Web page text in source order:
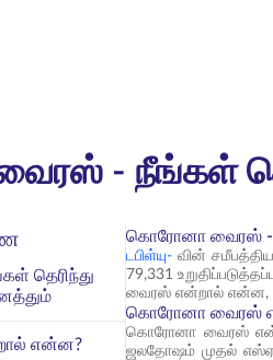
- நீங்கள்
தெரிந்து
என்ன?
கொரோனா வைரஸ் -
டபிள்யு- வின்
79,331
வைரஸ் என்றால் என்ன,
கொரோனா வைரஸ்
கொரோனா வைரஸ்
ஜலதோஷம் முதல்